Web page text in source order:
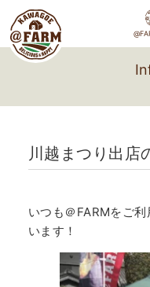
川越まつり出店
いつも＠FARMをご
います！